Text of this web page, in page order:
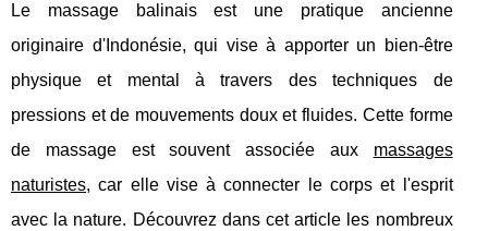
Le massage balinais est une pratique ancienne
originaire d'Indonésie, qui vise à apporter un bien-être
physique et mental à travers des techniques de
pressions et de mouvements doux et fluides. Cette forme
de massage est souvent associée aux massages
naturistes, car elle vise à connecter le corps et l'esprit
avec la nature. Découvrez dans cet article les nombreux